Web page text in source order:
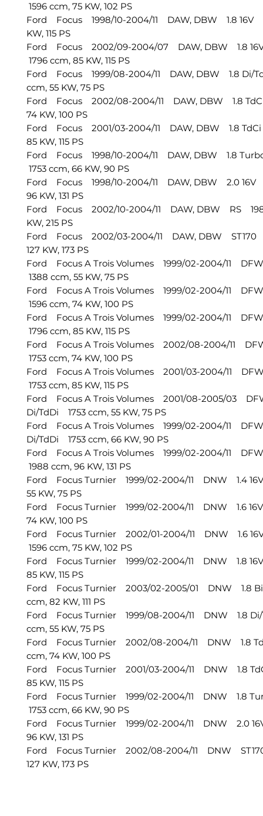
1596 ccm, 75 KW, 102 PS
Ford Focus 1998/10-2004/11 DAW, DBW 1.8 16V
KW, 115 PS
Ford Focus 2002/09-2004/07 DAW, DBW 1.8
1796 ccm, 85 KW, 115 PS
Ford Focus 1999/08-2004/11 DAW, DBW 1.8 Di/
ccm, 55 KW, 75 PS
Ford Focus 2002/08-2004/11 DAW, DBW 1.8
74 KW, 100 PS
Ford Focus 2001/03-2004/11 DAW, DBW 1.8
85 KW, 115 PS
Ford Focus 1998/10-2004/11 DAW, DBW 1.8
1753 ccm, 66 KW, 90 PS
Ford Focus 1998/10-2004/11 DAW, DBW 2.0 16V
96 KW, 131 PS
Ford Focus 2002/10-2004/11 DAW, DBW RS
KW, 215 PS
Ford Focus 2002/03-2004/11 DAW, DBW ST170
127 KW, 173 PS
Ford Focus A Trois Volumes 1999/02-2004/11
1388 ccm, 55 KW, 75 PS
Ford Focus A Trois Volumes 1999/02-2004/11
1596 ccm, 74 KW, 100 PS
Ford Focus A Trois Volumes 1999/02-2004/11
1796 ccm, 85 KW, 115 PS
Ford Focus A Trois Volumes 2002/08-2004/11
1753 ccm, 74 KW, 100 PS
Ford Focus A Trois Volumes 2001/03-2004/11
1753 ccm, 85 KW, 115 PS
Ford Focus A Trois Volumes 2001/08-2005/03
Di/TdDi 1753 ccm, 55 KW, 75 PS
Ford Focus A Trois Volumes 1999/02-2004/11
Di/TdDi 1753 ccm, 66 KW, 90 PS
Ford Focus A Trois Volumes 1999/02-2004/11
1988 ccm, 96 KW, 131 PS
Ford Focus Turnier 1999/02-2004/11 DNW 1.4
55 KW, 75 PS
Ford Focus Turnier 1999/02-2004/11 DNW 1.6
74 KW, 100 PS
Ford Focus Turnier 2002/01-2004/11 DNW 1.6
1596 ccm, 75 KW, 102 PS
Ford Focus Turnier 1999/02-2004/11 DNW 1.8
85 KW, 115 PS
Ford Focus Turnier 2003/02-2005/01 DNW 1.8
ccm, 82 KW, 111 PS
Ford Focus Turnier 1999/08-2004/11 DNW 1.8
ccm, 55 KW, 75 PS
Ford Focus Turnier 2002/08-2004/11 DNW 1.8
ccm, 74 KW, 100 PS
Ford Focus Turnier 2001/03-2004/11 DNW 1.8
85 KW, 115 PS
Ford Focus Turnier 1999/02-2004/11 DNW 1.8
1753 ccm, 66 KW, 90 PS
Ford Focus Turnier 1999/02-2004/11 DNW 2.0
96 KW, 131 PS
Ford Focus Turnier 2002/08-2004/11 DNW
127 KW, 173 PS